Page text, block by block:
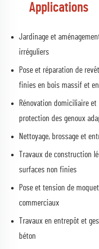
Applications
Jardinage et
irréguliers
Pose et réparation de
finies en bois massif et
Rénovation domiciliaire
protection des genoux
Nettoyage, brossage et
Travaux de construction
surfaces non finies
Pose et tension de
commerciaux
Travaux en entrepôt et
béton